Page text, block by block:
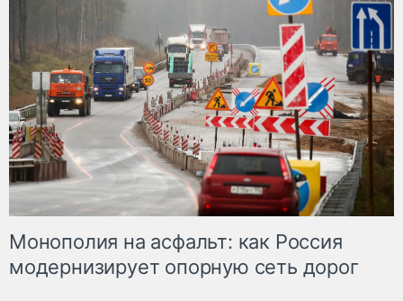
Монополия на асфальт: как Россия
модернизирует опорную сеть дорог